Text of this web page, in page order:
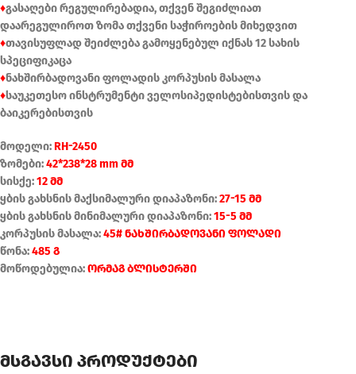
♦გასაღები რეგულირებადია, თქვენ შეგიძლიათ
დაარეგულიროთ ზომა თქვენი საჭიროების მიხედვით
♦თავისუფლად შეიძლება გამოყენებულ იქნას 12 სახის
სპეციფიკაცა
♦ნახშირბადოვანი ფოლადის კორპუსის მასალა
♦საუკეთესო ინსტრუმენტი ველოსიპედისტებისთვის და
ბაიკერებისთვის
მოდელი:RH-2450
ზომები:42*238*28 mm მმ
სისქე:12 მმ
ყბის გახსნის მაქსიმალური დიაპაზონი:27-15 მმ
ყბის გახსნის მინიმალური დიაპაზონი:15-5 მმ
კორპუსის მასალა:45# ნახშირბადოვანი ფოლადი
წონა:485 გ
მოწოდებულია:ორმაგ ბლისტერში
მსგავსი პროდუქტები